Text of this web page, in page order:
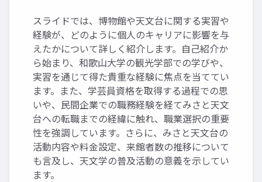
スライドでは、博物館や天文台に関する実習や
経験が、どのように個人のキャリアに影響を与
えたかについて詳しく紹介します。自己紹介か
ら始まり、和歌山大学の観光学部での学びや、
実習を通じて得た貴重な経験に焦点を当ててい
ます。また、学芸員資格を取得する過程での思
いや、民間企業での職務経験を経てみさと天文
台への転職までの経緯に触れ、職業選択の重要
性を強調しています。さらに、みさと天文台の
活動内容や料金設定、来館者数の推移について
も言及し、天文学の普及活動の意義を示してい
ます。